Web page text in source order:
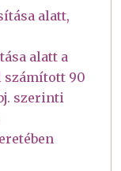
alatt,
alatt a
számított 90
szerinti